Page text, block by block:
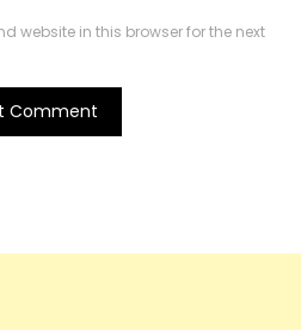
website in this browser for the next